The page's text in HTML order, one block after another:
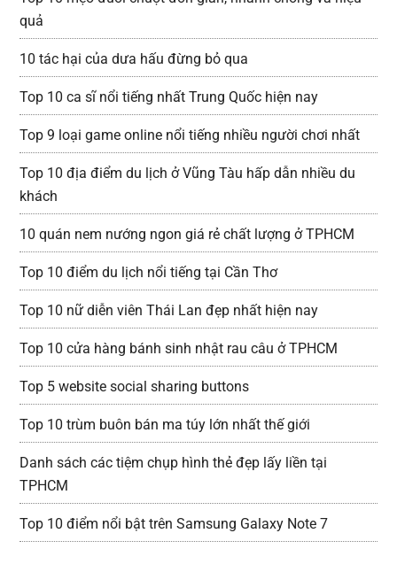
quả
10 tác hại của dưa hấu đừng bỏ qua
Top 10 ca sĩ nổi tiếng nhất Trung Quốc hiện nay
Top 9 loại game online nổi tiếng nhiều người chơi nhất
Top 10 địa điểm du lịch ở Vũng Tàu hấp dẫn nhiều du
khách
10 quán nem nướng ngon giá rẻ chất lượng ở TPHCM
Top 10 điểm du lịch nổi tiếng tại Cần Thơ
Top 10 nữ diễn viên Thái Lan đẹp nhất hiện nay
Top 10 cửa hàng bánh sinh nhật rau câu ở TPHCM
Top 5 website social sharing buttons
Top 10 trùm buôn bán ma túy lớn nhất thế giới
Danh sách các tiệm chụp hình thẻ đẹp lấy liền tại
TPHCM
Top 10 điểm nổi bật trên Samsung Galaxy Note 7